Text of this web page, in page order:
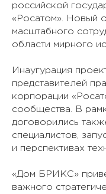
российской
«Росатом». Новый
масштабного
области мирного
Инаугурация
представителей
корпорации
сообщества. В
договорились
специалистов,
и перспективах
«Дом БРИКС»
важного